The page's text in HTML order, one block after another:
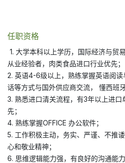
任职资格
1. 大学本科以上学历，国际经济与贸
从业经验者，肉类食品进口行业优先；
2. 英语4-6级以上，熟练掌握英语阅
话等方式与国外供应商交流， 懂西班
3. 熟悉进口清关流程，有3年以上进
先；
4. 熟练掌握OFFICE 办公软件；
5. 工作积极主动，务实、严谨、不推
心和敬业精神；
6. 思维逻辑能力强，有良好的沟通能